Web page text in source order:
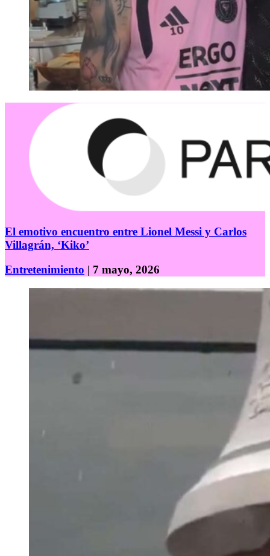
El emotivo encuentro entre Lionel Messi y Carlos
Villagrán, ‘Kiko’
Entretenimiento | 7 mayo, 2026